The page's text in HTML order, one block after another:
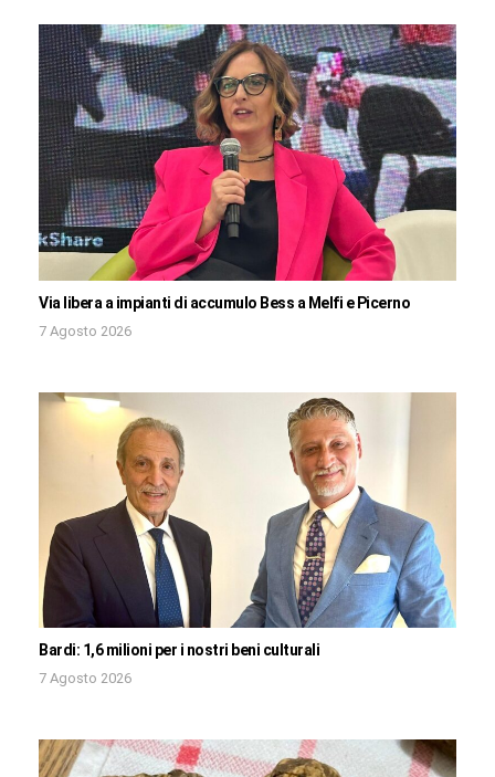
Via libera a impianti di accumulo Bess a Melfi e Picerno
7 Agosto 2026
Bardi: 1,6 milioni per i nostri beni culturali
7 Agosto 2026